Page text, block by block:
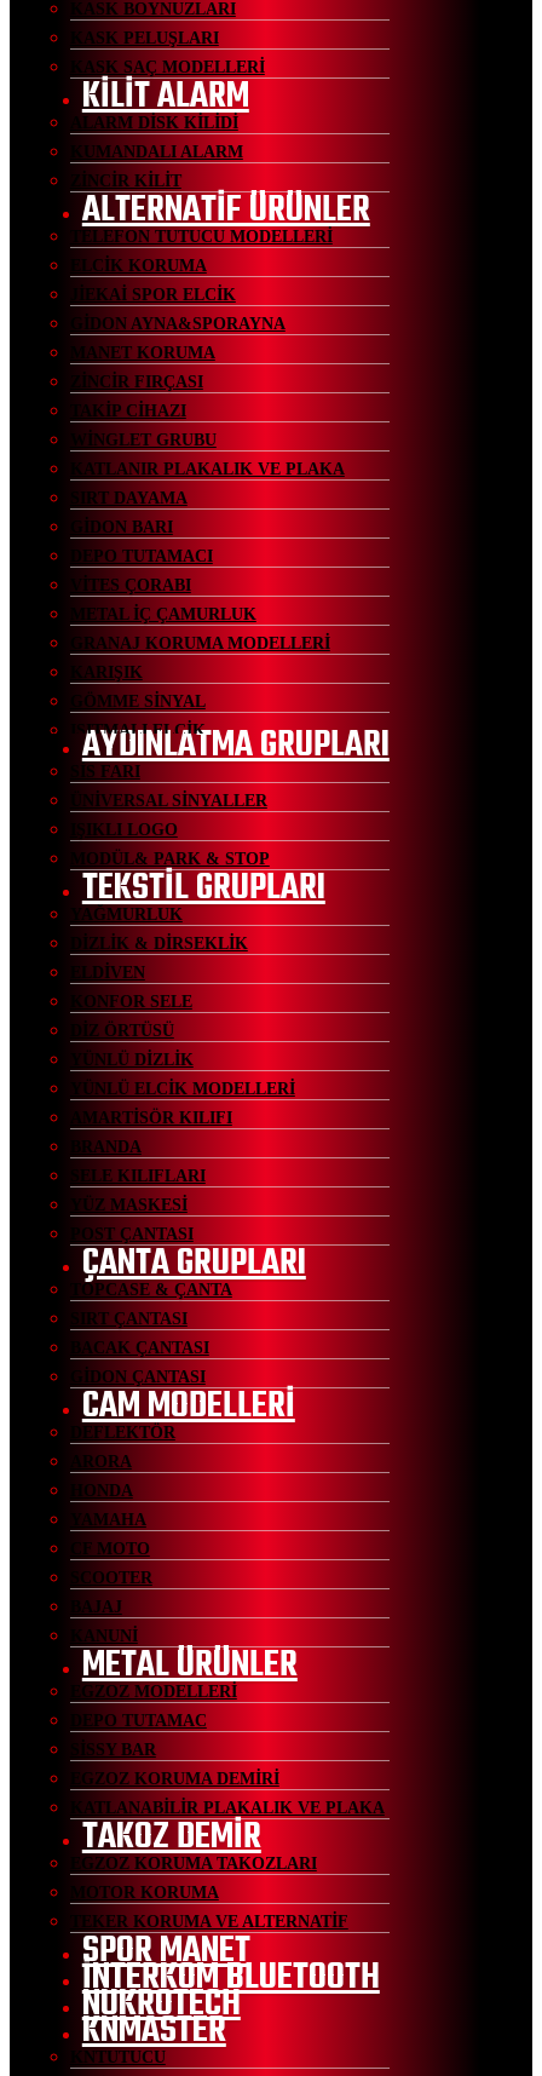
KASK BOYNUZLARI
KASK PELUŞLARI
KASK SAÇ MODELLERİ
KİLİT ALARM
ALARM DİSK KİLİDİ
KUMANDALI ALARM
ZİNCİR KİLİT
ALTERNATİF ÜRÜNLER
TELEFON TUTUCU MODELLERİ
ELCİK KORUMA
JİEKAİ SPOR ELCİK
GİDON AYNA&SPORAYNA
MANET KORUMA
ZİNCİR FIRÇASI
TAKİP CİHAZI
WİNGLET GRUBU
KATLANIR PLAKALIK VE PLAKA
SIRT DAYAMA
GİDON BARI
DEPO TUTAMACI
VİTES ÇORABI
METAL İÇ ÇAMURLUK
GRANAJ KORUMA MODELLERİ
KARIŞIK
GÖMME SİNYAL
ISITMALI ELCİK
AYDINLATMA GRUPLARI
SİS FARI
ÜNİVERSAL SİNYALLER
IŞIKLI LOGO
MODÜL& PARK & STOP
TEKSTİL GRUPLARI
YAĞMURLUK
DİZLİK & DİRSEKLİK
ELDİVEN
KONFOR SELE
DİZ ÖRTÜSÜ
YÜNLÜ DİZLİK
YÜNLÜ ELCİK MODELLERİ
AMARTİSÖR KILIFI
BRANDA
SELE KILIFLARI
YÜZ MASKESİ
POST ÇANTASI
ÇANTA GRUPLARI
TOPCASE & ÇANTA
SIRT ÇANTASI
BACAK ÇANTASI
GİDON ÇANTASI
CAM MODELLERİ
DEFLEKTÖR
ARORA
HONDA
YAMAHA
CF MOTO
SCOOTER
BAJAJ
KANUNİ
METAL ÜRÜNLER
EGZOZ MODELLERİ
DEPO TUTAMAC
SİSSY BAR
EGZOZ KORUMA DEMİRİ
KATLANABİLİR PLAKALIK VE PLAKA
TAKOZ DEMİR
EGZOZ KORUMA TAKOZLARI
MOTOR KORUMA
TEKER KORUMA VE ALTERNATİF
SPOR MANET
İNTERKOM BLUETOOTH
NUKROTECH
KNMASTER
KNTUTUCU